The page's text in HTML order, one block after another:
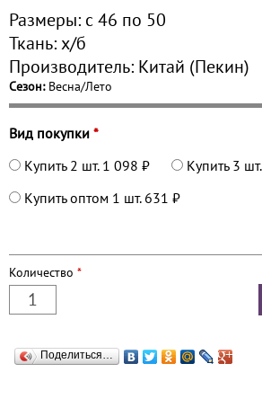
Размеры: с 46 по 50
Ткань:х/б
Производитель: Китай (Пекин)
Сезон: Весна/Лето
Вид покупки *
Купить 2 шт. 1 098 ₽ Купить 3 шт.
Купить оптом 1 шт. 631 ₽
Количество *
Поделиться…